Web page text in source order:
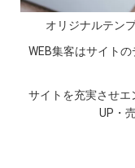
オリジナルテン
WEB集客はサイト
サイトを充実させ
UP・